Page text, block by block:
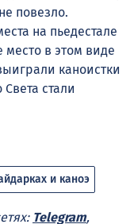
повезло.
на пьедестале
место в этом виде
каноистки
стали
и каноэ
Telegram,